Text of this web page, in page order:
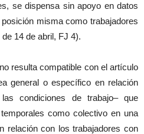
se dispensa sin apoyo en datos
misma como trabajadores
14 de abril, FJ 4).
resulta compatible con el artículo
general o específico en relación
condiciones de trabajo– que
como colectivo en una
relación con los trabajadores con